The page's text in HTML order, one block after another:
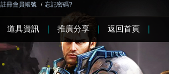
註冊會員帳號 / 忘記密碼?